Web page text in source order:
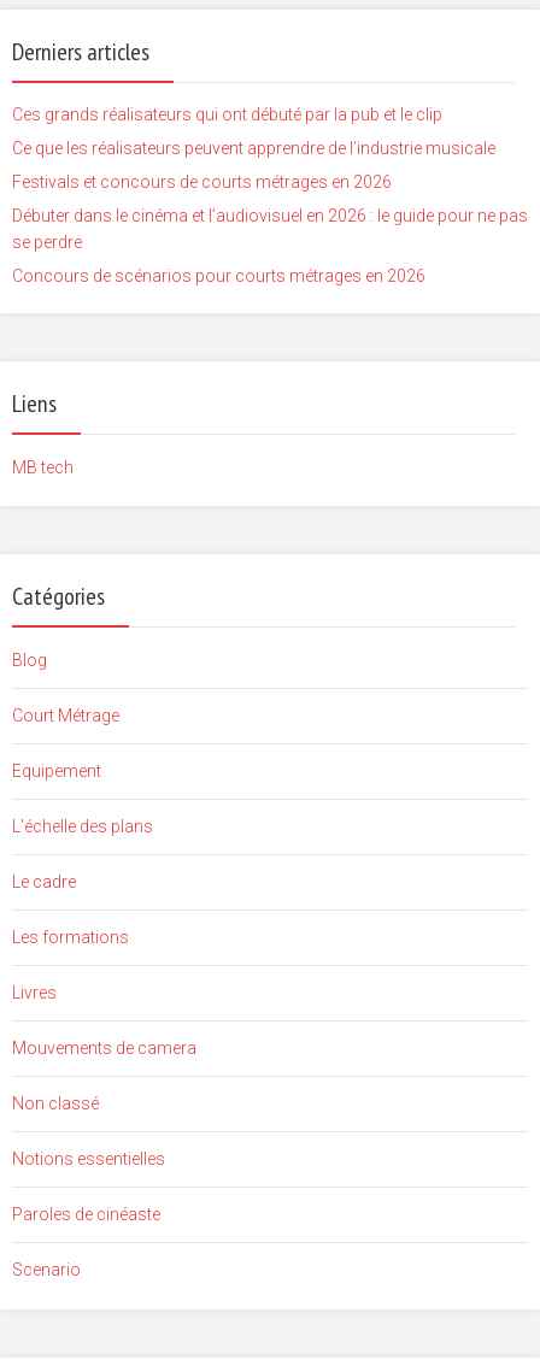
Derniers articles
Ces grands réalisateurs qui ont débuté par la pub et le clip
Ce que les réalisateurs peuvent apprendre de l’industrie musicale
Festivals et concours de courts métrages en 2026
Débuter dans le cinéma et l’audiovisuel en 2026 : le guide pour ne pas
se perdre
Concours de scénarios pour courts métrages en 2026
Liens
MB tech
Catégories
Blog
Court Métrage
Equipement
L'échelle des plans
Le cadre
Les formations
Livres
Mouvements de camera
Non classé
Notions essentielles
Paroles de cinéaste
Scenario